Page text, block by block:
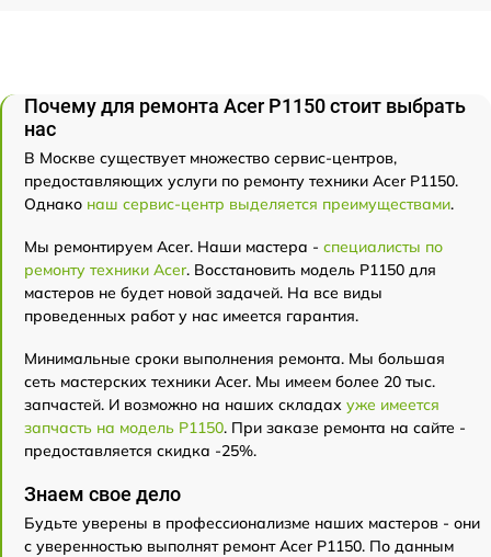
Почему для ремонта Acer P1150 стоит выбрать
нас
В Москве существует множество сервис-центров,
предоставляющих услуги по ремонту техники Acer P1150.
Однако наш сервис-центр выделяется преимуществами.
Мы ремонтируем Acer. Наши мастера - специалисты по
ремонту техники Acer. Восстановить модель P1150 для
мастеров не будет новой задачей. На все виды
проведенных работ у нас имеется гарантия.
Минимальные сроки выполнения ремонта. Мы большая
сеть мастерских техники Acer. Мы имеем более 20 тыс.
запчастей. И возможно на наших складах уже имеется
запчасть на модель P1150. При заказе ремонта на сайте -
предоставляется скидка -25%.
Знаем свое дело
Будьте уверены в профессионализме наших мастеров - они
с уверенностью выполнят ремонт Acer P1150. По данным